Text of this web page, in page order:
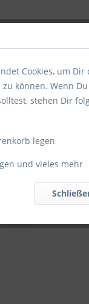
Cookies, um
können. Wenn
stehen Dir
legen
und vieles mehr